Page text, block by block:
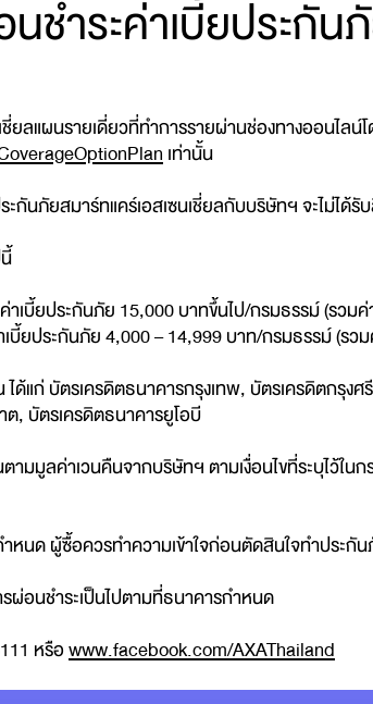
นชำระค่าเบี้ยประกัน
ลแผนรายเดี่ยวที่ทำการรายผ่านช่องทางออนไล
เท่านั้น
นภัยสมาร์ทแคร์เอสเซนเชี่ยลกับบริษัทฯ จะไม่ได้รั
เบี้ยประกันภัย 15,000 บาทขึ้นไป/กรมธรรม์ (รวม
ยประกันภัย 4,000 – 14,999 บาท/กรมธรรม์ (รว
ด้แก่ บัตรเครดิตธนาคารกรุงเทพ, บัตรเครดิตกรุ
, บัตรเครดิตธนาคารยูโอบี
ามมูลค่าเวนคืนจากบริษัทฯ ตามเงื่อนไขที่ระบุไ
หนด ผู้ซื้อควรทำความเข้าใจก่อนตัดสินใจทำประกั
ผ่อนชำระเป็นไปตามที่ธนาคารกำหนด
หรือwww.facebook.com/AXAThailand